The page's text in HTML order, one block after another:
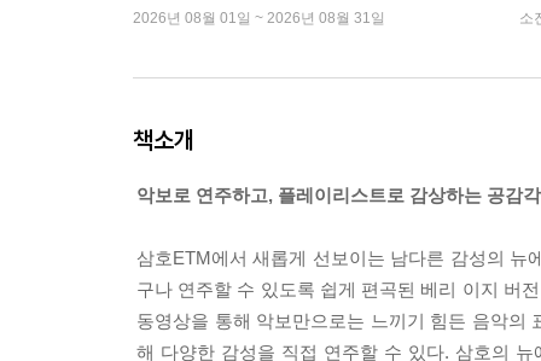
2026년 08월 01일 ~ 2026년 08월 31일 소
책소개
악보로 연주하고, 플레이리스트로 감상하는 공감
삼호ETM에서 새롭게 선보이는 남다른 감성의
구나 연주할 수 있도록 쉽게 편곡된 베리 이지 버
동영상을 통해 악보만으로는 느끼기 힘든 음악의
해 다양한 감성을 직접 연주할 수 있다. 삼호의 뉴